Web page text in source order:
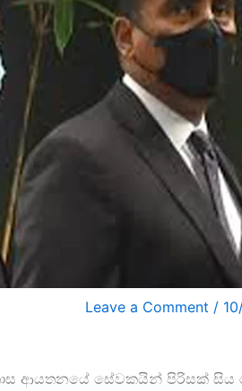
Leave a Comment /
ආයතනයේ සේවකයින් පිරිසක්